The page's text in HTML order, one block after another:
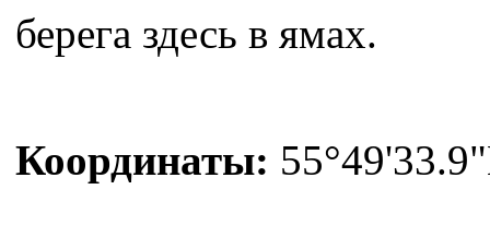
берега здесь в ямах.
Координаты: